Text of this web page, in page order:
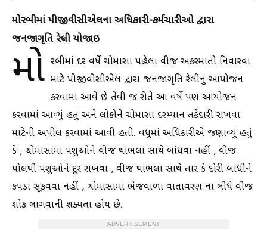
મોરબીમાં પીજીવીસીએલના અધિકારી-કર્મચારીઓ દ્વારા
જનજાગૃતિ રેલી યોજાઇ
મો રબીમાં દર વર્ષે ચોમાસા પહેલા વીજ અકસ્માતો નિવારવા
માટે પીજીવીસીએલ દ્વારા જનજાગૃતિ રેલીનું આયોજન
કરવામાં આવે છે તેવી જ રીતે આ વર્ષે પણ આયોજન
કરવામાં આવ્યું હતું અને લોકોને ચોમાસા દરમ્યાન તકેદારી રાખવા
માટેની અપીલ કરવામાં આવી હતી. વધુમાં અધિકારીએ જણાવ્યું હતું
કે , ચોમાસામાં પશુઓને વીજ થાંભલા સાથે બાંધવા નહીં , વીજ
પોલથી પશુઓને દૂર રાખવા , વીજ થાંભલા સાથે તાર કે દોરી બાંધીને
કપડાં સૂકવવા નહીં , ચોમાસામાં ભેજવાળા વાતાવરણ ના લીધે વીજ
શોક લાગવાની શક્યતા હોય છે.
ADVERTISEMENT